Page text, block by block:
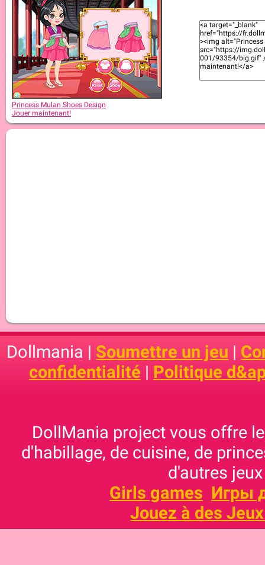
Princess Mulan Shoes Design
Jouer maintenant!
Dollmania | Soumettre un jeu |
confidentialité | Politique
DollMania project vous offre
d'habillage, de cuisine, de
d'autres
Girls games Игры
Jouez à des